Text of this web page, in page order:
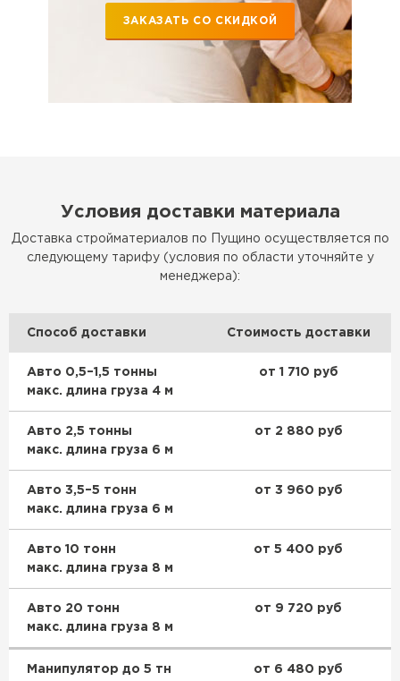
ЗАКАЗАТЬ СО СКИДКОЙ
Условия доставки материала
Доставка стройматериалов по Пущино осуществляется по
следующему тарифу (условия по области уточняйте у
менеджера):
Способ доставки Стоимость доставки
Авто 0,5–1,5 тонны
макс. длина груза 4 м
от 1 710 руб
Авто 2,5 тонны
макс. длина груза 6 м
от 2 880 руб
Авто 3,5–5 тонн
макс. длина груза 6 м
от 3 960 руб
Авто 10 тонн
макс. длина груза 8 м
от 5 400 руб
Авто 20 тонн
макс. длина груза 8 м
от 9 720 руб
Манипулятор до 5 тн
от 6 480 руб